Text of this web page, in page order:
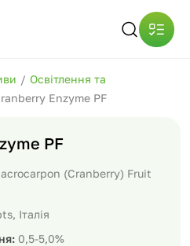
/ Освітлення та
Enzyme PF
PF
(Cranberry) Fruit
Італія
0,5-5,0%